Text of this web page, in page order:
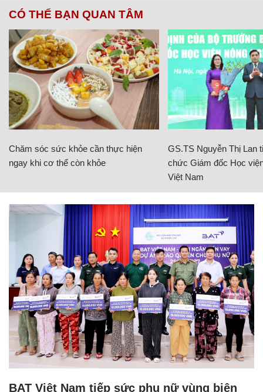
Chăm sóc sức khỏe cần thực hiện
ngay khi cơ thể còn khỏe
GS.TS Nguyễn Thị Lan
chức Giám đốc Học
Việt Nam
NHỊP SỐNG
BAT Việt Nam tiếp sức phụ nữ vùng biên
giới phát triển sinh kế